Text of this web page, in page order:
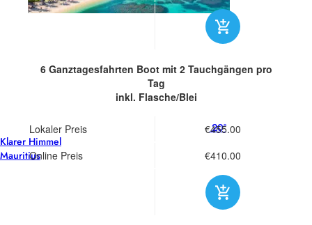
20°
Klarer Himmel
Mauritius
6 Ganztagesfahrten Boot mit 2 Tauchgängen pro
Tag
inkl. Flasche/Blei
Lokaler Preis
€455.00
Online Preis
€410.00